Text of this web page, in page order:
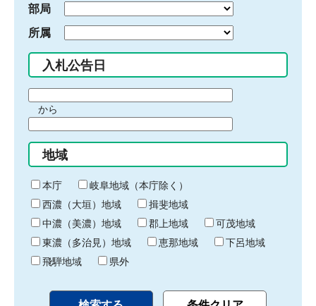
部局
所属
入札公告日
間
始
り
から
間
終
わ
り
地域
本庁
岐阜地域（本庁除く）
西濃（大垣）地域
揖斐地域
中濃（美濃）地域
郡上地域
可茂地域
東濃（多治見）地域
恵那地域
下呂地域
飛騨地域
県外